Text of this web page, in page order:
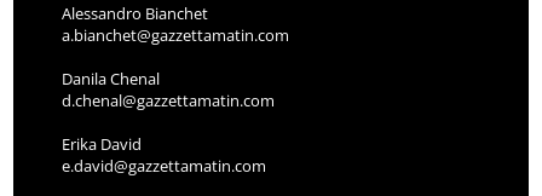
Alessandro Bianchet
a.bianchet@gazzettamatin.com
Danila Chenal
d.chenal@gazzettamatin.com
Erika David
e.david@gazzettamatin.com